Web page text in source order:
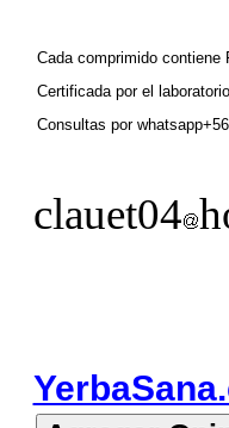
Cada comprimido
Certificada por el
Consultas por
clauet04